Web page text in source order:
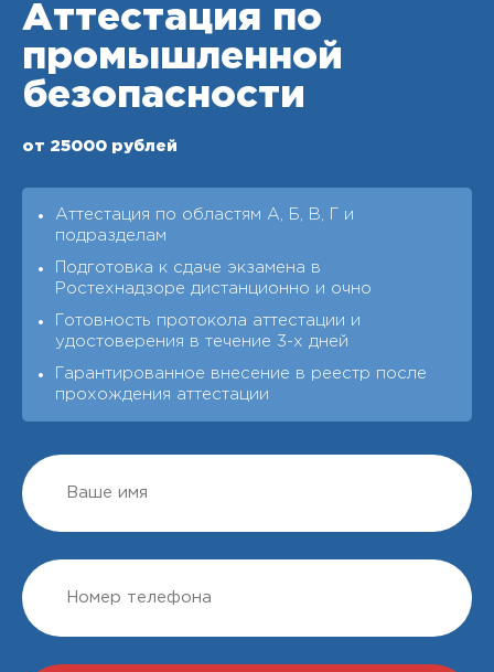
Аттестация по
промышленной
безопасности
от 25000 рублей
Аттестация по областям А, Б, В, Г и
подразделам
Подготовка к сдаче экзамена в
Ростехнадзоре дистанционно и очно
Готовность протокола аттестации и
удостоверения в течение 3-х дней
Гарантированное внесение в реестр после
прохождения аттестации